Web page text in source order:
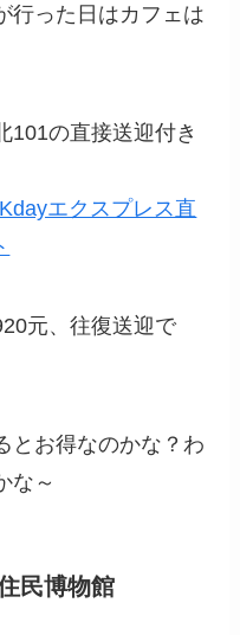
行った日はカフェは
の直接送迎付き
エクスプレス直
元、往復送迎で
とお得なのかな？わ
な～
民博物館